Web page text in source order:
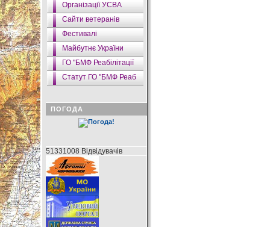
Організації УСВА
Сайти ветеранів
Фестивалі
Майбутнє України
ГО "БМФ Реабілітації
Статут ГО "БМФ Реаб
ПОГОДА
51331008 Відвідувачів